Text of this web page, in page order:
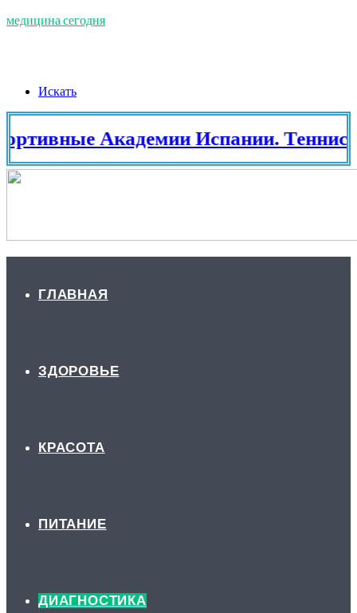
медицина сегодня
Искать
Академии Испании. Теннис в
ГЛАВНАЯ
ЗДОРОВЬЕ
КРАСОТА
ПИТАНИЕ
ДИАГНОСТИКА